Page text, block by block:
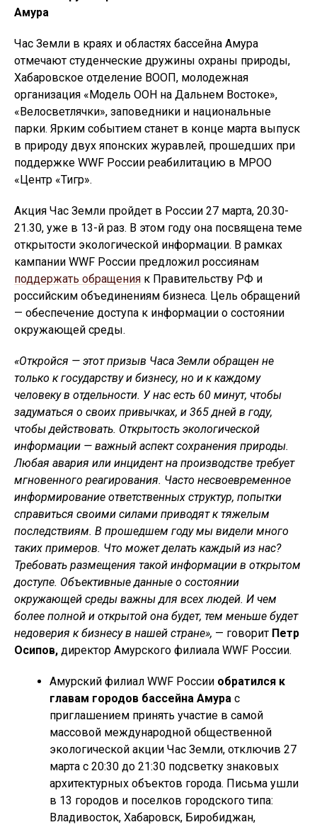
Амура
Час Земли в краях и областях бассейна Амура
отмечают студенческие дружины охраны природы,
Хабаровское отделение ВООП, молодежная
организация «Модель ООН на Дальнем Востоке»,
«Велосветлячки», заповедники и национальные
парки. Ярким событием станет в конце марта выпуск
в природу двух японских журавлей, прошедших при
поддержке WWF России реабилитацию в МРОО
«Центр «Тигр».
Акция Час Земли пройдет в России 27 марта, 20.30-
21.30, уже в 13-й раз. В этом году она посвящена теме
открытости экологической информации. В рамках
кампании WWF России предложил россиянам
поддержать обращения к Правительству РФ и
российским объединениям бизнеса. Цель обращений
— обеспечение доступа к информации о состоянии
окружающей среды.
«Откройся — этот призыв Часа Земли обращен не
только к государству и бизнесу, но и к каждому
человеку в отдельности. У нас есть 60 минут, чтобы
задуматься о своих привычках, и 365 дней в году,
чтобы действовать. Открытость экологической
информации — важный аспект сохранения природы.
Любая авария или инцидент на производстве требует
мгновенного реагирования. Часто несвоевременное
информирование ответственных структур, попытки
справиться своими силами приводят к тяжелым
последствиям. В прошедшем году мы видели много
таких примеров. Что может делать каждый из нас?
Требовать размещения такой информации в открытом
доступе. Объективные данные о состоянии
окружающей среды важны для всех людей. И чем
более полной и открытой она будет, тем меньше будет
недоверия к бизнесу в нашей стране», — говорит Петр
Осипов, директор Амурского филиала WWF России.
Амурский филиал WWF России обратился к
главам городов бассейна Амура с
приглашением принять участие в самой
массовой международной общественной
экологической акции Час Земли, отключив 27
марта с 20:30 до 21:30 подсветку знаковых
архитектурных объектов города. Письма ушли
в 13 городов и поселков городского типа:
Владивосток, Хабаровск, Биробиджан,